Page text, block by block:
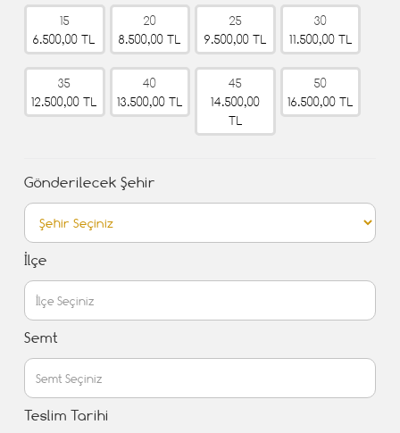
15
6.500,00 TL
20
8.500,00 TL
25
9.500,00 TL
30
11.500,00 TL
35
12.500,00 TL
40
13.500,00 TL
45
14.500,00
TL
50
16.500,00 TL
Gönderilecek Şehir
İlçe
Semt
Teslim Tarihi